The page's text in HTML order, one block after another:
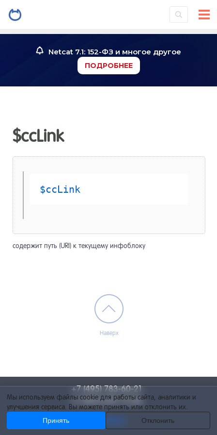
Netcat 7.1: 152-ФЗ и многое другое
ПОДРОБНЕЕ
$ccLink
$ccLink
содержит путь (URI) к текущему инфоблоку
Наверх
+7 (495) 783-60-21
+7 (495) 055-73-84
Мы используем файлы cookie для работы сайта, аналитики и
улучшения сервиса. Вы можете принять или отклонить их.
Принять
Отклонить